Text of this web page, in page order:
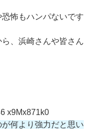
怖もハンパないです
、浜崎さんや皆さん
x9Mx871k0
何より強力だと思い